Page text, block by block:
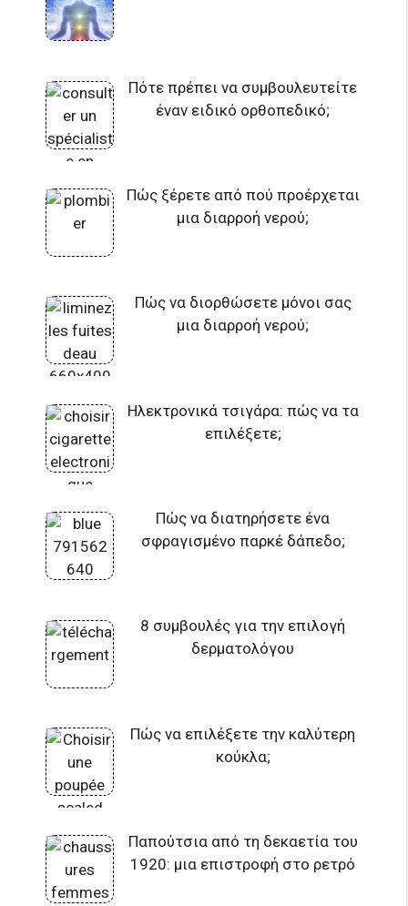
Πότε πρέπει να συμβουλευτείτε
έναν ειδικό ορθοπεδικό;
Πώς ξέρετε από πού προέρχεται
μια διαρροή νερού;
Πώς να διορθώσετε μόνοι σας
μια διαρροή νερού;
Ηλεκτρονικά τσιγάρα: πώς να τα
επιλέξετε;
Πώς να διατηρήσετε ένα
σφραγισμένο παρκέ δάπεδο;
8 συμβουλές για την επιλογή
δερματολόγου
Πώς να επιλέξετε την καλύτερη
κούκλα;
Παπούτσια από τη δεκαετία του
1920: μια επιστροφή στο ρετρό